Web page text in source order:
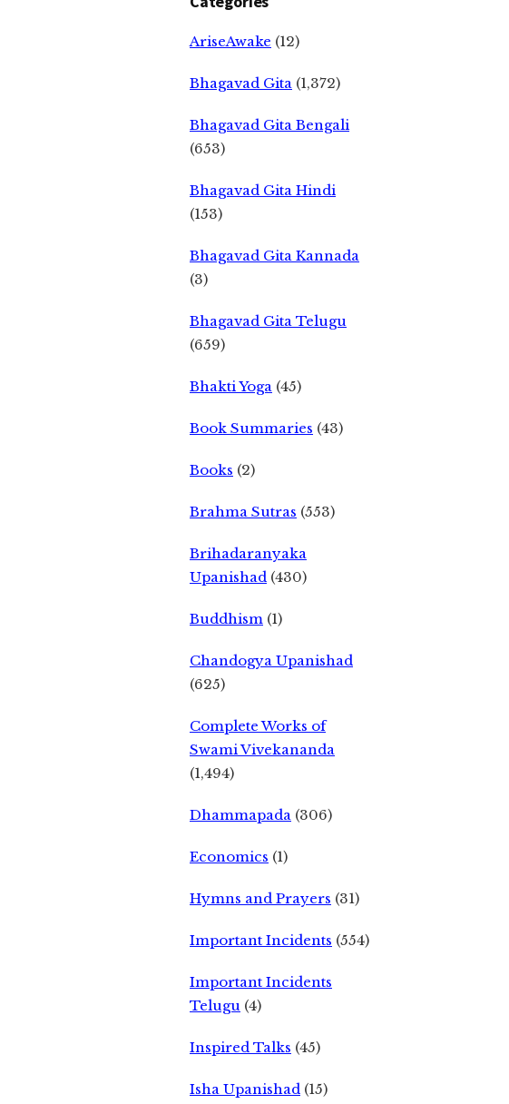
AriseAwake (12)
Bhagavad Gita (1,372)
Bhagavad Gita Bengali
(653)
Bhagavad Gita Hindi
(153)
Bhagavad Gita Kannada
(3)
Bhagavad Gita Telugu
(659)
Bhakti Yoga (45)
Book Summaries (43)
Books (2)
Brahma Sutras (553)
Brihadaranyaka
Upanishad (430)
Buddhism (1)
Chandogya Upanishad
(625)
Complete Works of
Swami Vivekananda
(1,494)
Dhammapada (306)
Economics (1)
Hymns and Prayers (31)
Important Incidents (554)
Important Incidents
Telugu (4)
Inspired Talks (45)
Isha Upanishad (15)